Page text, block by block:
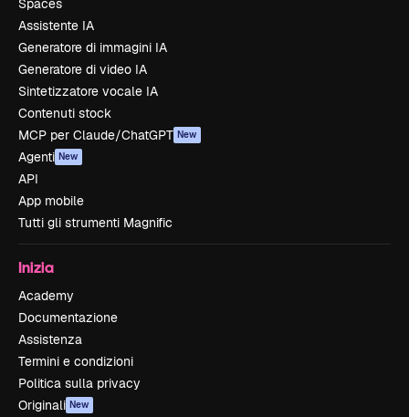
Spaces
Assistente IA
Generatore di immagini IA
Generatore di video IA
Sintetizzatore vocale IA
Contenuti stock
MCP per Claude/ChatGPT New
Agenti New
API
App mobile
Tutti gli strumenti Magnific
Inizia
Academy
Documentazione
Assistenza
Termini e condizioni
Politica sulla privacy
Originali New